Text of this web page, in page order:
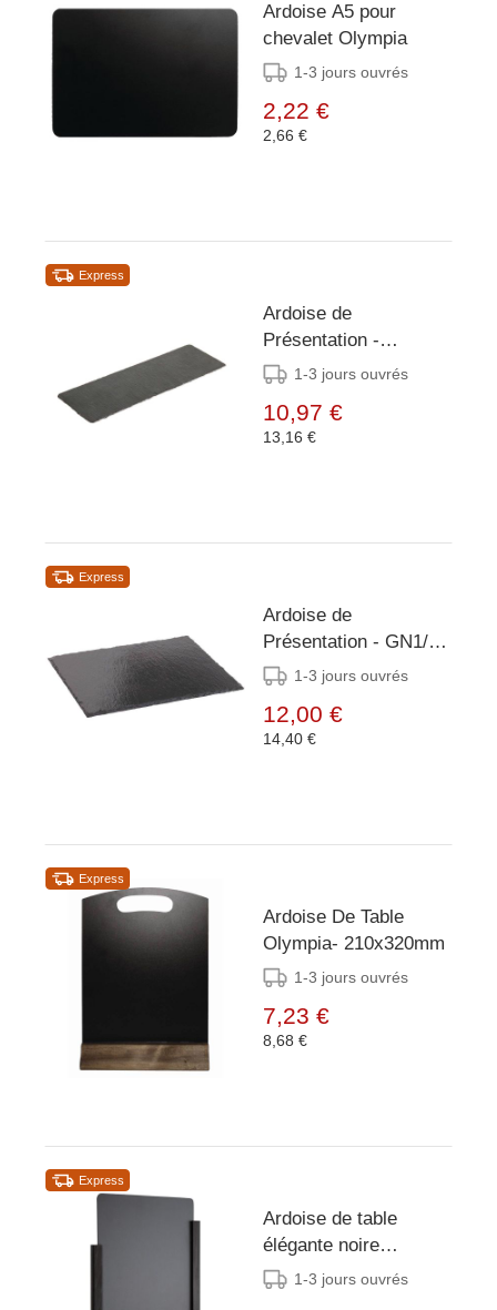
Ardoise A5 pour
chevalet Olympia
1-3 jours ouvrés
2,22 €
2,66 €
Express
Ardoise de
Présentation -
300x100mm - 4
1-3 jours ouvrés
10,97 €
13,16 €
Express
Ardoise de
Présentation - GN1/3 -
2 Pièces1-3 jours ouvrés
12,00 €
14,40 €
Express
Ardoise De Table
Olympia- 210x320mm
1-3 jours ouvrés
7,23 €
8,68 €
Express
Ardoise de table
élégante noire
Olympia A4 297(H) x
1-3 jours ouvrés